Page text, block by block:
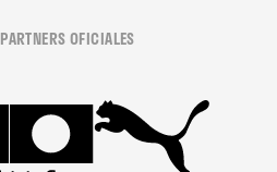
PARTNERS OFICIALES